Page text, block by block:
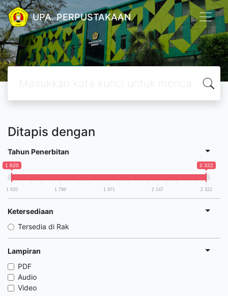
UPA. PERPUSTAKAAN
Ditapis dengan
Tahun Penerbitan
1 620 2 322
1 620 1 796 1 971 2 147 2 322
Ketersediaan
Tersedia di Rak
Lampiran
PDF
Audio
Video